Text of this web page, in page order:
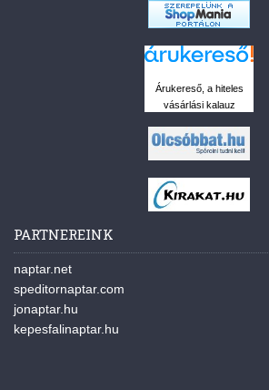
Árukereső, a hiteles
vásárlási kalauz
PARTNEREINK
naptar.net
speditornaptar.com
jonaptar.hu
kepesfalinaptar.hu